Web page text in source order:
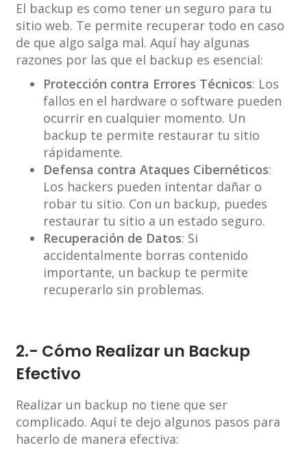
El backup es como tener un seguro para tu
sitio web. Te permite recuperar todo en caso
de que algo salga mal. Aquí hay algunas
razones por las que el backup es esencial:
Protección contra Errores Técnicos: Los
fallos en el hardware o software pueden
ocurrir en cualquier momento. Un
backup te permite restaurar tu sitio
rápidamente.
Defensa contra Ataques Cibernéticos:
Los hackers pueden intentar dañar o
robar tu sitio. Con un backup, puedes
restaurar tu sitio a un estado seguro.
Recuperación de Datos: Si
accidentalmente borras contenido
importante, un backup te permite
recuperarlo sin problemas.
2.- Cómo Realizar un Backup
Efectivo
Realizar un backup no tiene que ser
complicado. Aquí te dejo algunos pasos para
hacerlo de manera efectiva: